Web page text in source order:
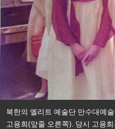
북한의 엘리트 예술단 만수대예
고용희(앞줄 오른쪽). 당시 고용